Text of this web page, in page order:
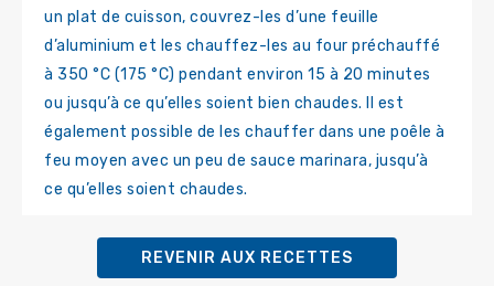
un plat de cuisson, couvrez-les d’une feuille
d’aluminium et les chauffez-les au four préchauffé
à 350 °C (175 °C) pendant environ 15 à 20 minutes
ou jusqu’à ce qu’elles soient bien chaudes. Il est
également possible de les chauffer dans une poêle à
feu moyen avec un peu de sauce marinara, jusqu’à
ce qu’elles soient chaudes.
REVENIR AUX RECETTES